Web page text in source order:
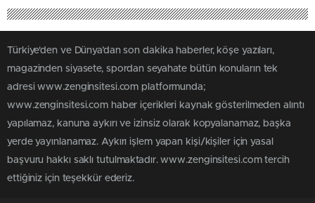
Türkiye'den ve Dünya’dan son dakika haberler, köşe yazıları,
magazinden siyasete, spordan seyahate bütün konuların tek
adresi www.zenginsitesi.com platformunda;
www.zenginsitesi.com haber içerikleri kaynak gösterilmeden alıntı
yapılamaz, kanuna aykırı ve izinsiz olarak kopyalanamaz, başka
yerde yayınlanamaz. Aykırı işlem yapan kişi/kişiler için yasal
başvuru hakkı saklı tutulmaktadır. www.zenginsitesi.com tercih
ettiğiniz için teşekkür ederiz.